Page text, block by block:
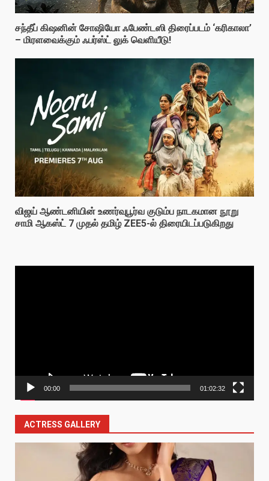
சந்தீப் கிஷனின் சோஷியோ ஃபேண்டஸி திரைப்படம் ‘கரிகாலா’
– மிரளவைக்கும் ஃபர்ஸ்ட் லுக் வெளியீடு!
விஜய் ஆண்டனியின் உணர்வுபூர்வ குடும்ப நாடகமான நூறு
சாமி ஆகஸ்ட் 7 முதல் தமிழ் ZEE5-ல் திரையிடப்படுகிறது
00:00 01:02:32
ACTRESS GALLERY